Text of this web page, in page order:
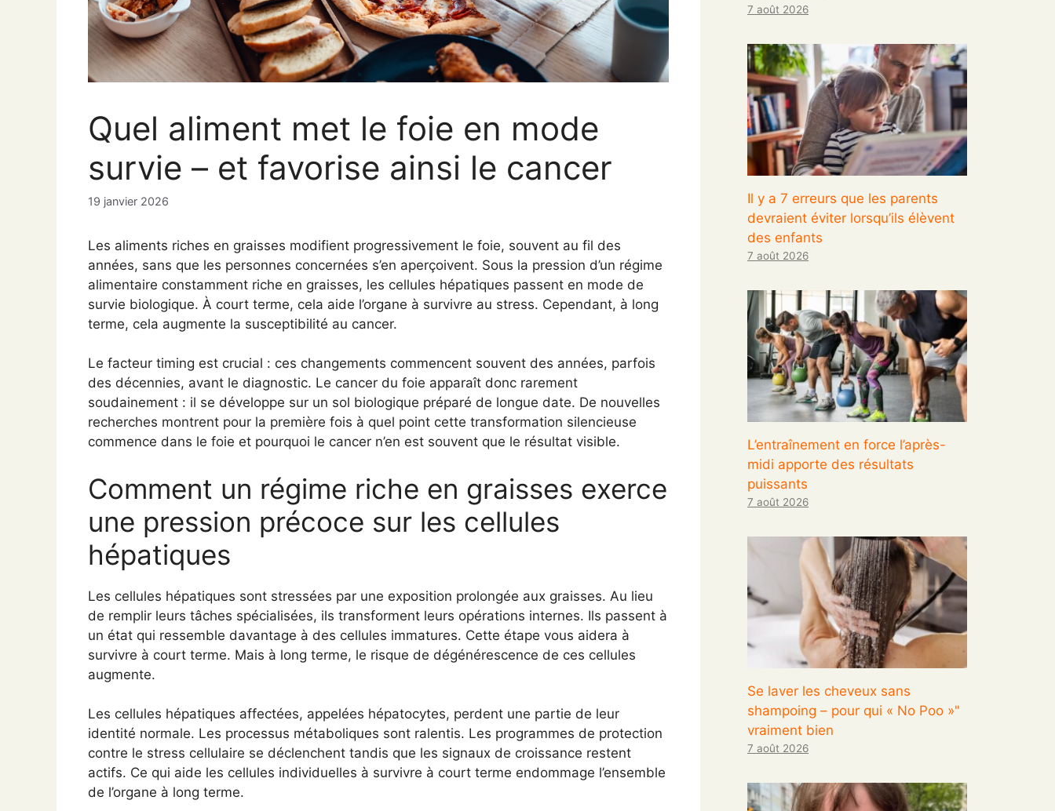
Quel aliment met le foie en mode
survie – et favorise ainsi le cancer
19 janvier 2026
Les aliments riches en graisses modifient progressivement le foie, souvent au fil des
années, sans que les personnes concernées s’en aperçoivent. Sous la pression d’un régime
alimentaire constamment riche en graisses, les cellules hépatiques passent en mode de
survie biologique. À court terme, cela aide l’organe à survivre au stress. Cependant, à long
terme, cela augmente la susceptibilité au cancer.
Le facteur timing est crucial : ces changements commencent souvent des années, parfois
des décennies, avant le diagnostic. Le cancer du foie apparaît donc rarement
soudainement : il se développe sur un sol biologique préparé de longue date. De nouvelles
recherches montrent pour la première fois à quel point cette transformation silencieuse
commence dans le foie et pourquoi le cancer n’en est souvent que le résultat visible.
Comment un régime riche en graisses exerce
une pression précoce sur les cellules
hépatiques
Les cellules hépatiques sont stressées par une exposition prolongée aux graisses. Au lieu
de remplir leurs tâches spécialisées, ils transforment leurs opérations internes. Ils passent à
un état qui ressemble davantage à des cellules immatures. Cette étape vous aidera à
survivre à court terme. Mais à long terme, le risque de dégénérescence de ces cellules
augmente.
Les cellules hépatiques affectées, appelées hépatocytes, perdent une partie de leur
identité normale. Les processus métaboliques sont ralentis. Les programmes de protection
contre le stress cellulaire se déclenchent tandis que les signaux de croissance restent
actifs. Ce qui aide les cellules individuelles à survivre à court terme endommage l’ensemble
de l’organe à long terme.
7 août 2026
Il y a 7 erreurs que les parents
devraient éviter lorsqu’ils élèvent
des enfants
7 août 2026
L’entraînement en force l’après-
midi apporte des résultats
puissants
7 août 2026
Se laver les cheveux sans
shampoing – pour qui « No Poo »"
vraiment bien
7 août 2026